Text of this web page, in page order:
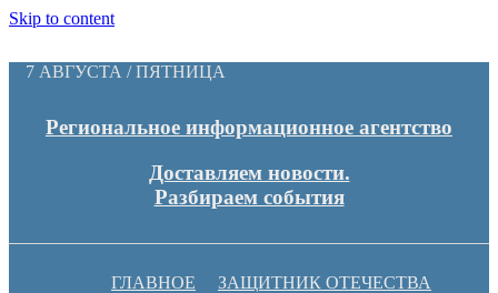
Skip to content
7 АВГУСТА / ПЯТНИЦА
Региональное информационное агентство
Доставляем новости.
Разбираем события
ГЛАВНОЕ ЗАЩИТНИК ОТЕЧЕСТВА